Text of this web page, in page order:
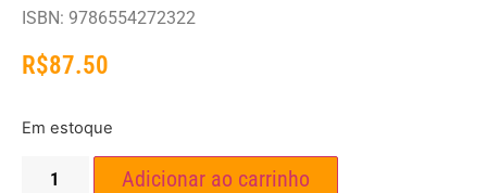
ISBN: 9786554272322
R$87.50
Em estoque
Adicionar ao carrinho